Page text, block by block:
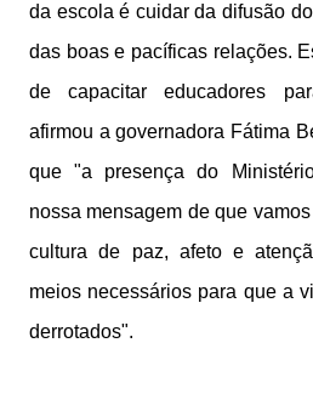
da escola é cuidar da difusão
das boas e pacíficas relações.
de capacitar educadores
afirmou a governadora Fátima
que "a presença do
nossa mensagem de que
cultura de paz, afeto e
meios necessários para que a
derrotados".